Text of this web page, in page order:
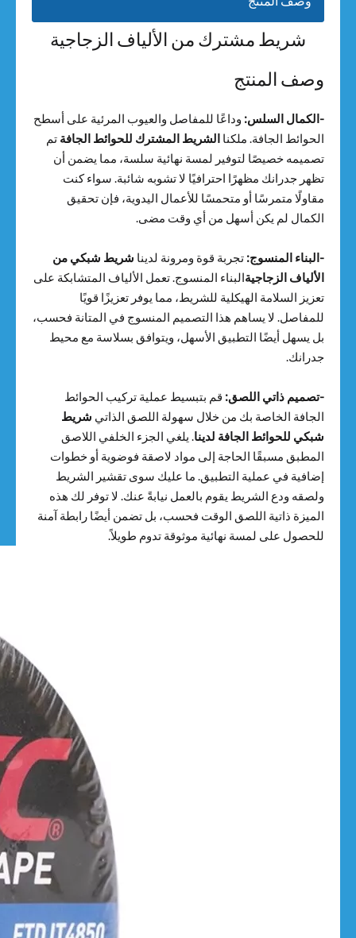
شريط مشترك من الألياف الزجاجية
وصف المنتج
-الكمال السلس: وداعًا للمفاصل والعيوب المرئية على أسطح
الحوائط الجافة. ملكنا الشريط المشترك للحوائط الجافة تم
تصميمه خصيصًا لتوفير لمسة نهائية سلسة، مما يضمن أن
تظهر جدرانك مظهرًا احترافيًا لا تشوبه شائبة. سواء كنت
مقاولًا متمرسًا أو متحمسًا للأعمال اليدوية، فإن تحقيق
الكمال لم يكن أسهل من أي وقت مضى.
-البناء المنسوج: تجربة قوة ومرونة لدينا شريط شبكي من
الألياف الزجاجيةالبناء المنسوج. تعمل الألياف المتشابكة على
تعزيز السلامة الهيكلية للشريط، مما يوفر تعزيزًا قويًا
للمفاصل. لا يساهم هذا التصميم المنسوج في المتانة فحسب،
بل يسهل أيضًا التطبيق الأسهل، ويتوافق بسلاسة مع محيط
جدرانك.
-تصميم ذاتي اللصق: قم بتبسيط عملية تركيب الحوائط
الجافة الخاصة بك من خلال سهولة اللصق الذاتي شريط
شبكي للحوائط الجافة لدينا. يلغي الجزء الخلفي اللاصق
المطبق مسبقًا الحاجة إلى مواد لاصقة فوضوية أو خطوات
إضافية في عملية التطبيق. ما عليك سوى تقشير الشريط
ولصقه ودع الشريط يقوم بالعمل نيابةً عنك. لا توفر لك هذه
الميزة ذاتية اللصق الوقت فحسب، بل تضمن أيضًا رابطة آمنة
للحصول على لمسة نهائية موثوقة تدوم طويلاً.